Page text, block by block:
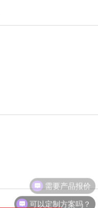
可以定制方案吗？
需要产品报价